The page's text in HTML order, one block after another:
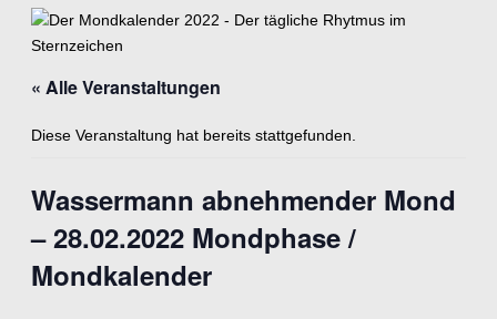
« Alle Veranstaltungen
Diese Veranstaltung hat bereits stattgefunden.
Wassermann abnehmender Mond
– 28.02.2022 Mondphase /
Mondkalender